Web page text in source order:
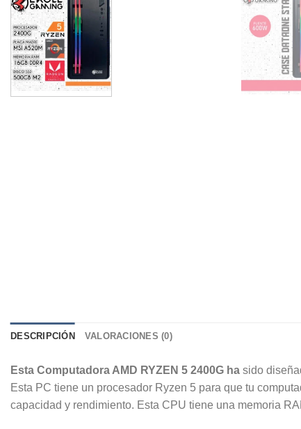
DESCRIPCIÓN VALORACIONES (0)
Esta Computadora AMD RYZEN 5 2400G ha sido
Esta PC tiene un procesador Ryzen 5 para que tu
capacidad y rendimiento. Esta CPU tiene una memoria